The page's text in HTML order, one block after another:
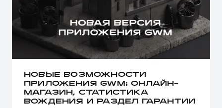
НОВЫЕ ВОЗМОЖНОСТИ
ПРИЛОЖЕНИЯ GWM: ОНЛАЙН-
МАГАЗИН, СТАТИСТИКА
ВОЖДЕНИЯ И РАЗДЕЛ ГАРАНТИИ